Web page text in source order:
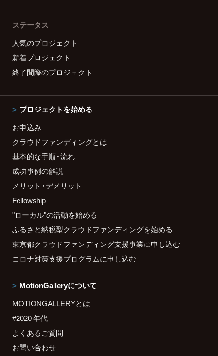
ステータス
人気のプロジェクト
新着プロジェクト
終了間際のプロジェクト
プロジェクトを始める
お申込み
クラウドファンディングとは
基本的な手順・流れ
成功事例の解説
メリット・デメリット
Fellowship
"ローカル"の活動を始める
ふるさと納税型クラウドファンディングを始める
東京都クラウドファンディング支援事業に申し込む
コロナ対策支援プログラムに申し込む
MotionGalleryについて
MOTIONGALLERYとは
#2020 年代
よくあるご質問
お問い合わせ